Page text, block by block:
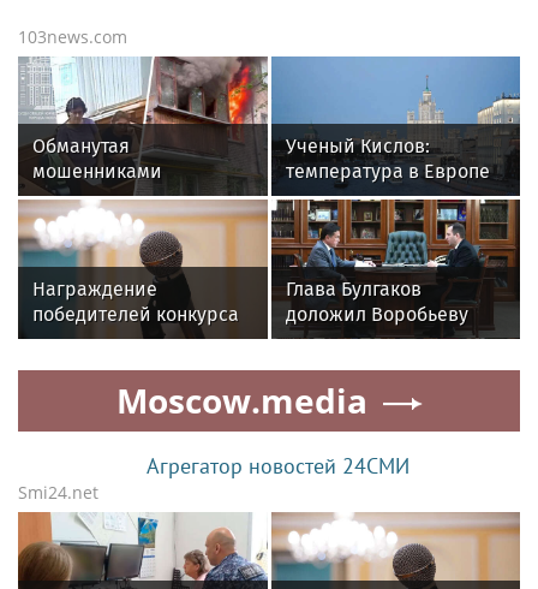
103news.com
Обманутая
мошенниками
москвичка подожгла
квартиру во время
визита приставов
Ученый Кислов:
температура в Европе
и России летом
сложилась необычным
образом
Награждение
победителей конкурса
«Московское качество»
пройдет 13 августа
Глава Булгаков
доложил Воробьеву
о планах по развитию
Щелкова в этом году
Moscow.media
Агрегатор новостей 24СМИ
Smi24.net